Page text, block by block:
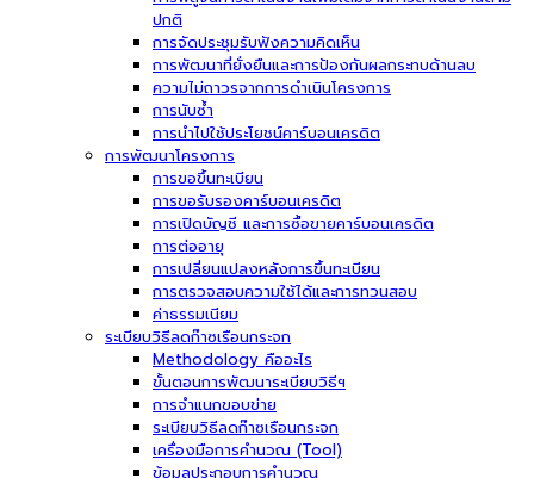
ปกติ
การจัดประชุมรับฟังความคิดเห็น
การพัฒนาที่ยั่งยืนและการป้องกันผลกระทบด้านลบ
ความไม่ถาวรจากการดำเนินโครงการ
การนับซ้ำ
การนำไปใช้ประโยชน์คาร์บอนเครดิต
การพัฒนาโครงการ
การขอขึ้นทะเบียน
การขอรับรองคาร์บอนเครดิต
การเปิดบัญชี และการซื้อขายคาร์บอนเครดิต
การต่ออายุ
การเปลี่ยนแปลงหลังการขึ้นทะเบียน
การตรวจสอบความใช้ได้และการทวนสอบ
ค่าธรรมเนียม
ระเบียบวิธีลดก๊าซเรือนกระจก
Methodology คืออะไร
ขั้นตอนการพัฒนาระเบียบวิธีฯ
การจำแนกขอบข่าย
ระเบียบวิธีลดก๊าซเรือนกระจก
เครื่องมือการคำนวณ (Tool)
ข้อมูลประกอบการคำนวณ